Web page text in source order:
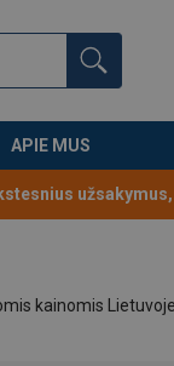
APIE MUS
kainomis